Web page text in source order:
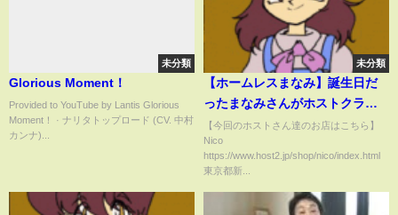
未分類
Glorious Moment！
Provided to YouTube by Lantis Glorious
Moment！ · ナリタトップロード (CV. 中村
カンナ)...
未分類
【ホームレスまなみ】誕生日だ
ったまなみさんがホストクラブ
に行く様子に密着
【今回のホストさん達のお店はこちら】
Nico
https://www.host2.jp/shop/nico/index.html
東京都新...